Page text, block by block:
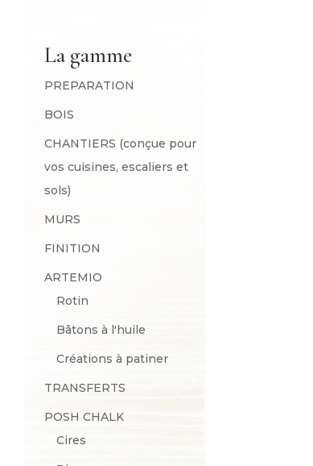
La gamme
PREPARATION
BOIS
CHANTIERS (conçue pour
vos cuisines, escaliers et
sols)
MURS
FINITION
ARTEMIO
Rotin
Bâtons à l'huile
Créations à patiner
TRANSFERTS
POSH CHALK
Cires